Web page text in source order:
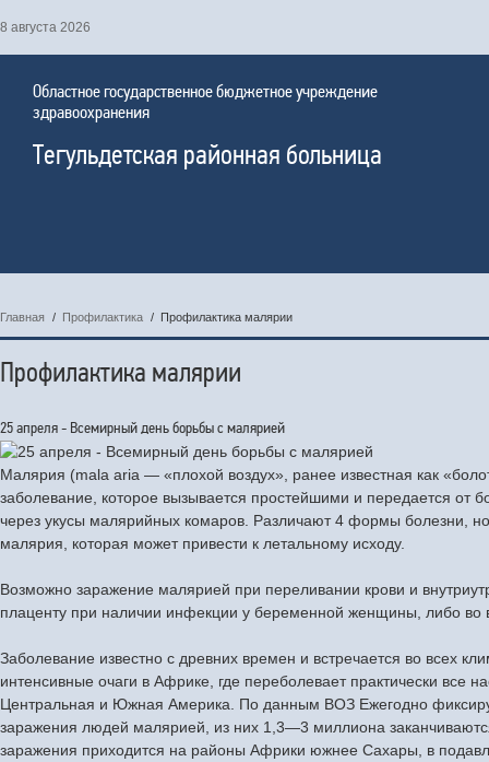
8 августа 2026
Областное государственное бюджетное учреждение
здравоохранения
Тегульдетская районная больница
Главная / Профилактика / Профилактика малярии
Профилактика малярии
25 апреля - Всемирный день борьбы с малярией
Малярия (mala aria — «плохой воздух», ранее известная как
заболевание, которое вызывается простейшими и передается от
через укусы малярийных комаров. Различают 4 формы болезни,
малярия, которая может привести к летальному исходу.
Возможно заражение малярией при переливании крови и
плаценту при наличии инфекции у беременной женщины, либо
Заболевание известно с древних времен и встречается во всех
интенсивные очаги в Африке, где переболевает практически все
Центральная и Южная Америка. По данным ВОЗ Ежегодно
заражения людей малярией, из них 1,3—3 миллиона
заражения приходится на районы Африки южнее Сахары, в